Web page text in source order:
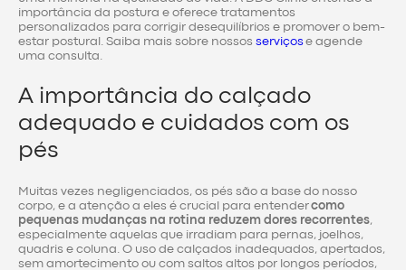
importância da postura e oferece tratamentos
personalizados para corrigir desequilíbrios e promover o bem-
estar postural. Saiba mais sobre nossos serviçose agende
uma consulta.
A importância do calçado
adequado e cuidados com os
pés
Muitas vezes negligenciados, os pés são a base do nosso
corpo, e a atenção a eles é crucial para entendercomo
pequenas mudanças na rotina reduzem dores recorrentes,
especialmente aquelas que irradiam para pernas, joelhos,
quadris e coluna. O uso de calçados inadequados, apertados,
sem amortecimento ou com saltos altos por longos períodos,